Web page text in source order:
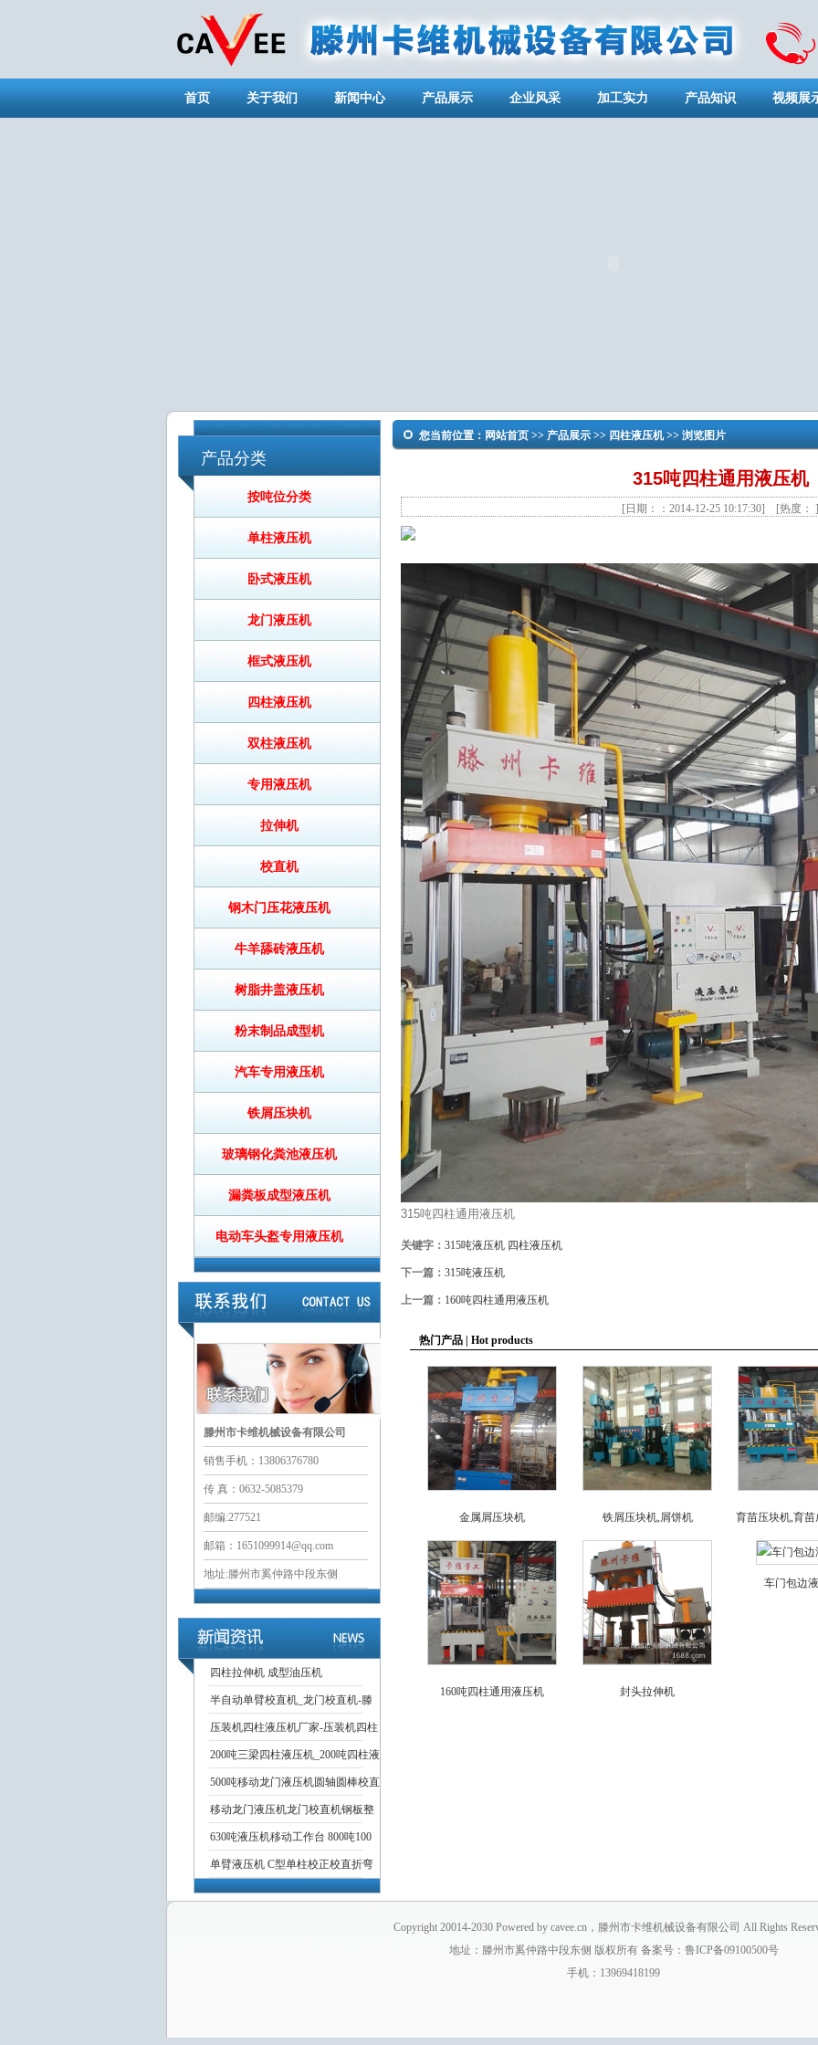
首页 关于我们 新闻中心 产品展示 企业风采 加工实力 产品知识 视频展
产品分类
按吨位分类
单柱液压机
卧式液压机
龙门液压机
框式液压机
四柱液压机
双柱液压机
专用液压机
拉伸机
校直机
钢木门压花液压机
牛羊舔砖液压机
树脂井盖液压机
粉末制品成型机
汽车专用液压机
铁屑压块机
玻璃钢化粪池液压机
漏粪板成型液压机
电动车头盔专用液压机
滕州市卡维机械设备有限公司
销售手机：13806376780
传 真：0632-5085379
邮编:277521
邮箱：1651099914@qq.com
地址:滕州市奚仲路中段东侧
四柱拉伸机 成型油压机
半自动单臂校直机_龙门校直机-滕
压装机四柱液压机厂家-压装机四柱
200吨三梁四柱液压机_200吨四柱液
500吨移动龙门液压机圆轴圆棒校直
移动龙门液压机龙门校直机钢板整
630吨液压机移动工作台 800吨100
单臂液压机 C型单柱校正校直折弯
您当前位置： 网站首页 >> 产品展示 >> 四柱液压机>> 浏览图片
315吨四柱通用液压机
[日期：：2014-12-25 10:17:30] [热度： ]
315吨四柱通用液压机
关键字： 315吨液压机 四柱液压机
下一篇： 315吨液压机
上一篇： 160吨四柱通用液压机
热门产品 | Hot products
金属屑压块机 铁屑压块机,屑饼机 育苗压块机,育
160吨四柱通用液压机 封头拉伸机
车门包边
Copyright 20014-2030 Powered by cavee.cn，滕州市卡维机械设备有限公司 All Rights
地址：滕州市奚仲路中段东侧 版权所有 备案号：鲁ICP备09100500号
手机：13969418199